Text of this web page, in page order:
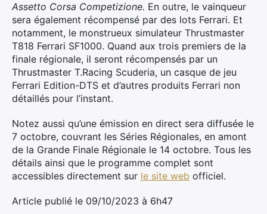
Assetto Corsa Competizione. En outre, le vainqueur
sera également récompensé par des lots Ferrari. Et
notamment, le monstrueux simulateur Thrustmaster
T818 Ferrari SF1000. Quand aux trois premiers de la
finale régionale, il seront récompensés par un
Thrustmaster T.Racing Scuderia, un casque de jeu
Ferrari Edition-DTS et d’autres produits Ferrari non
détaillés pour l’instant.
Notez aussi qu’une émission en direct sera diffusée le
7 octobre, couvrant les Séries Régionales, en amont
de la Grande Finale Régionale le 14 octobre. Tous les
détails ainsi que le programme complet sont
accessibles directement sur le site web officiel.
Article publié le 09/10/2023 à 6h47